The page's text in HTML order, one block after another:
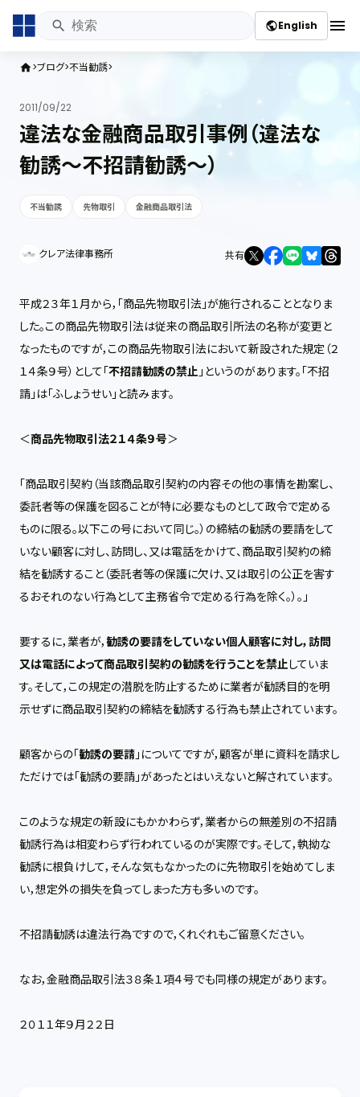
publicEnglish menu
home ブログ 不当勧誘
2011/09/22
違法な金融商品取引事例（違法な
勧誘～不招請勧誘～）
不当勧誘 先物取引 金融商品取引法
クレア法律事務所 共有
平成２３年１月から，「商品先物取引法」が施行されることとなりま
した。この商品先物取引法は従来の商品取引所法の名称が変更と
なったものですが，この商品先物取引法において新設された規定（２
１４条９号）として「不招請勧誘の禁止」というのがあります。「不招
請」は「ふしょうせい」と読みます。
＜商品先物取引法２１４条９号＞
「商品取引契約（当該商品取引契約の内容その他の事情を勘案し、
委託者等の保護を図ることが特に必要なものとして政令で定める
ものに限る。以下この号において同じ。）の締結の勧誘の要請をして
いない顧客に対し、訪問し、又は電話をかけて、商品取引契約の締
結を勧誘すること（委託者等の保護に欠け、又は取引の公正を害す
るおそれのない行為として主務省令で定める行為を除く。）。」
要するに，業者が，勧誘の要請をしていない個人顧客に対し，訪問
又は電話によって商品取引契約の勧誘を行うことを禁止していま
す。そして，この規定の潜脱を防止するために業者が勧誘目的を明
示せずに商品取引契約の締結を勧誘する行為も禁止されています。
顧客からの「勧誘の要請」についてですが，顧客が単に資料を請求し
ただけでは「勧誘の要請」があったとはいえないと解されています。
このような規定の新設にもかかわらず，業者からの無差別の不招請
勧誘行為は相変わらず行われているのが実際です。そして，執拗な
勧誘に根負けして，そんな気もなかったのに先物取引を始めてしま
い，想定外の損失を負ってしまった方も多いのです。
不招請勧誘は違法行為ですので，くれぐれもご留意ください。
なお，金融商品取引法３８条１項４号でも同様の規定があります。
２０１１年９月２２日